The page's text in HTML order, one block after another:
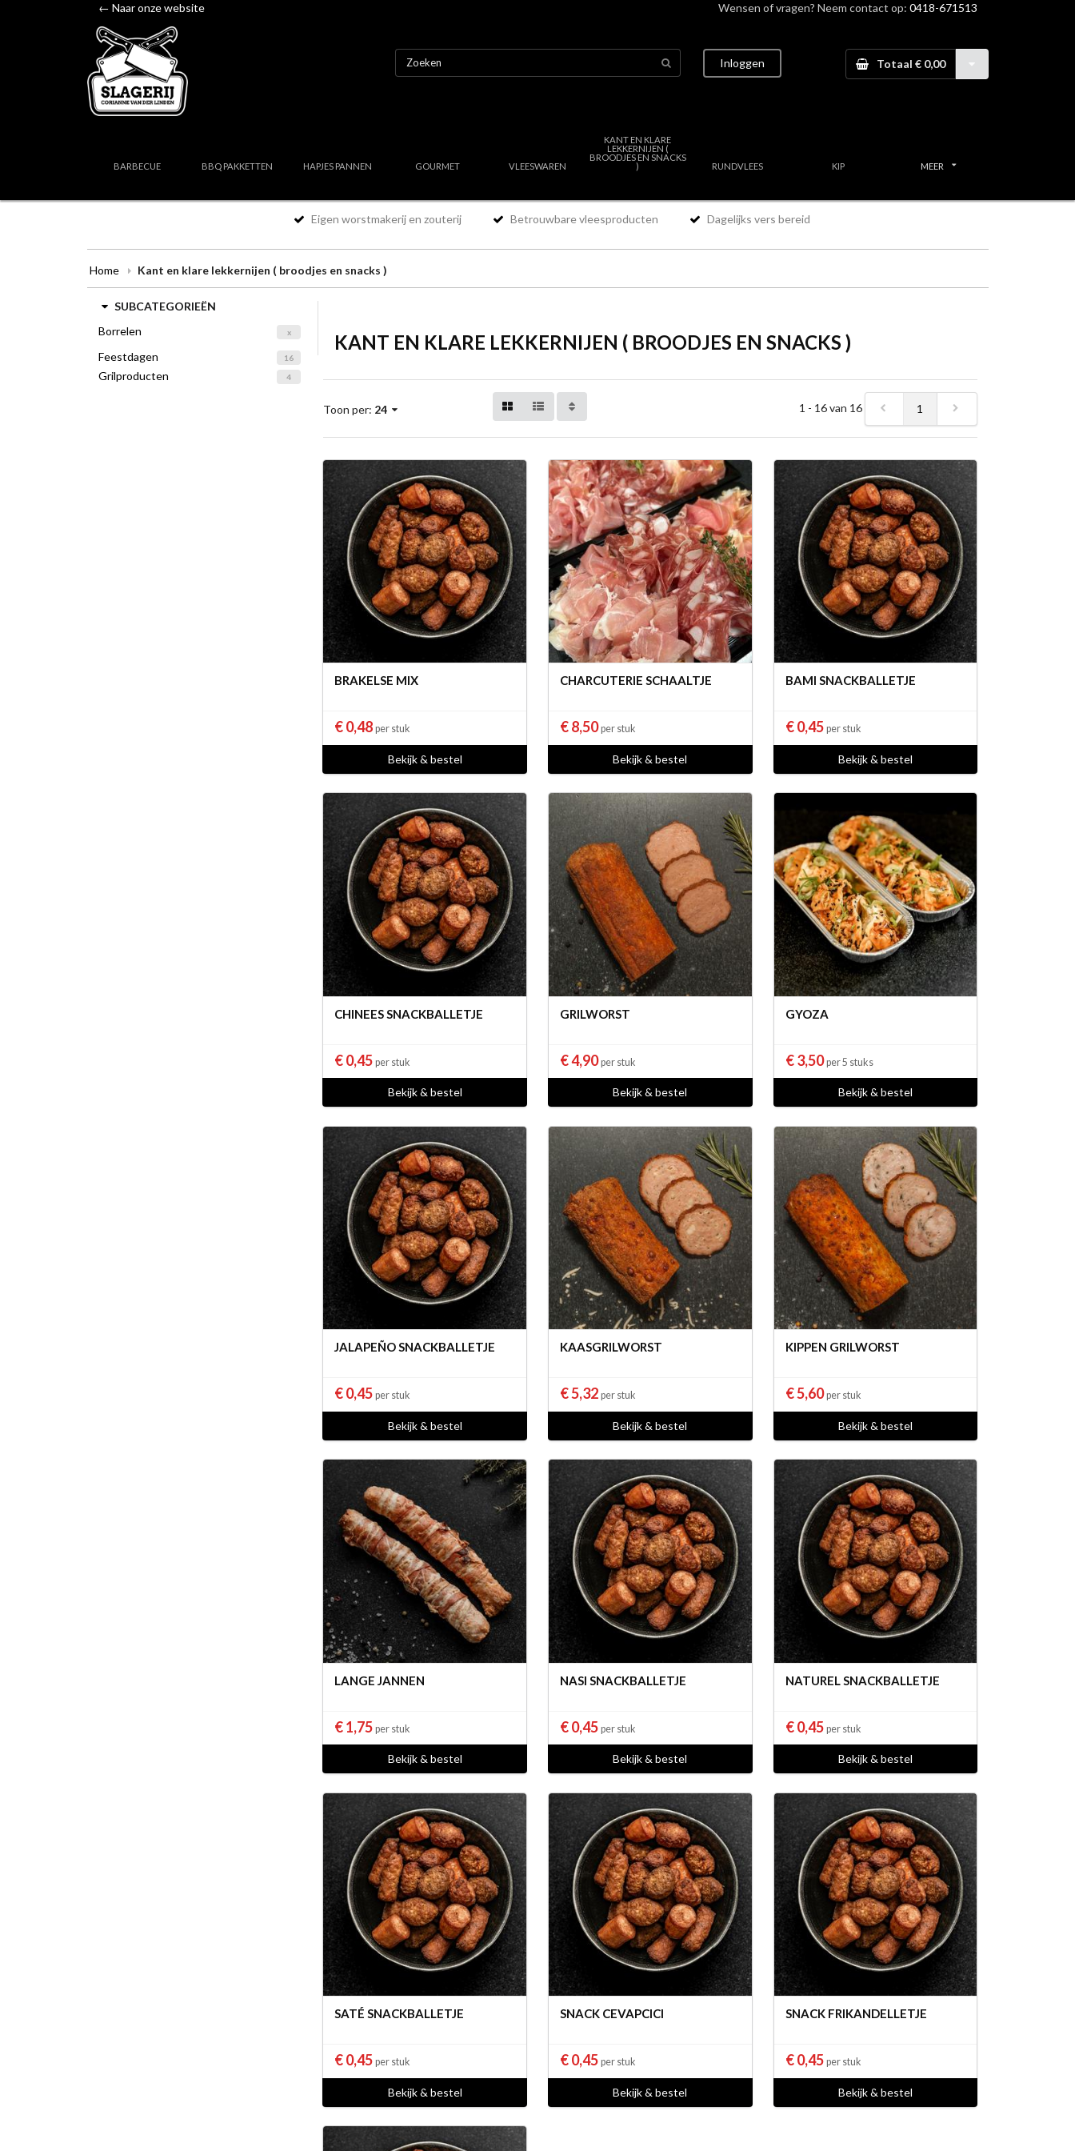
← Naar onze website Wensen of vragen? Neem contact op: 0418-671513
Inloggen Totaal € 0,00
BARBECUE BBQ PAKKETTEN HAPJES PANNEN GOURMET VLEESWAREN
KANT EN KLARE
LEKKERNIJEN (
BROODJES EN SNACKS
)
RUNDVLEES KIP MEER
Eigen worstmakerij en zouterij Betrouwbare vleesproducten Dagelijks vers bereid
Home Kant en klare lekkernijen ( broodjes en snacks )
SUBCATEGORIEËN
Borrelen
x
Feestdagen 16
Grilproducten 4
KANT EN KLARE LEKKERNIJEN ( BROODJES EN SNACKS )
Toon per: 24 1 - 16 van 16 1
BRAKELSE MIX
€ 0,48per stuk
Bekijk & bestel
CHARCUTERIE SCHAALTJE
€ 8,50per stuk
Bekijk & bestel
BAMI SNACKBALLETJE
€ 0,45 per stuk
Bekijk & bestel
CHINEES SNACKBALLETJE
€ 0,45per stuk
Bekijk & bestel
GRILWORST
€ 4,90per stuk
Bekijk & bestel
GYOZA
€ 3,50per 5 stuks
Bekijk & bestel
JALAPEÑO SNACKBALLETJE
€ 0,45per stuk
Bekijk & bestel
KAASGRILWORST
€ 5,32 per stuk
Bekijk & bestel
KIPPEN GRILWORST
€ 5,60per stuk
Bekijk & bestel
LANGE JANNEN
€ 1,75per stuk
Bekijk & bestel
NASI SNACKBALLETJE
€ 0,45 per stuk
Bekijk & bestel
NATUREL SNACKBALLETJE
€ 0,45 per stuk
Bekijk & bestel
SATÉ SNACKBALLETJE
€ 0,45per stuk
Bekijk & bestel
SNACK CEVAPCICI
€ 0,45 per stuk
Bekijk & bestel
SNACK FRIKANDELLETJE
€ 0,45 per stuk
Bekijk & bestel